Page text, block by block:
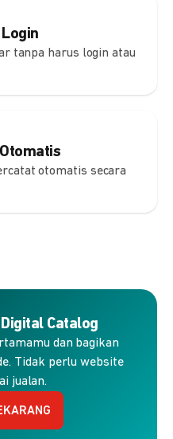
tanpa harus login atau
otomatis secara
Catalog
dan bagikan
Tidak perlu website
jualan.